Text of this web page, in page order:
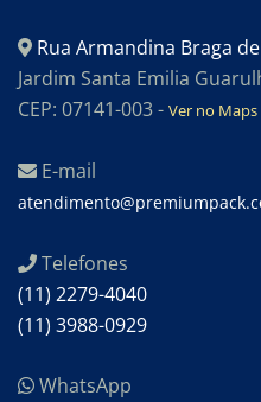
Rua Armandina Braga
Jardim Santa Emilia
CEP: 07141-003 - Ver no Maps
E-mail
Telefones
(11) 2279-4040
(11) 3988-0929
WhatsApp